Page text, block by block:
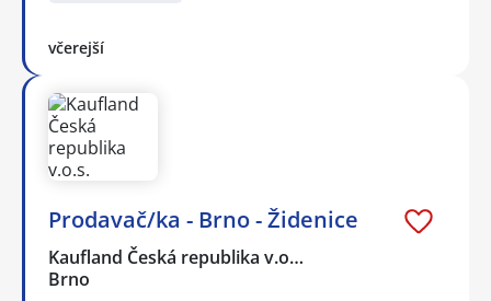
včerejší
Prodavač/ka - Brno - Židenice
Kaufland Česká republika v.o…
Brno